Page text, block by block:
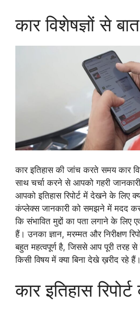
कार विशेषज्ञों से
कार इतिहास की जांच करते समय कार
साथ चर्चा करने से आपको गहरी
आपको इतिहास रिपोर्ट में देखने के लिए
कंप्लेक्स जानकारी को समझने में मदद
कि संभावित मुद्दों का पता लगाने के
हैं। उनका ज्ञान, मरम्मत और निरीक्षण
बहुत महत्वपूर्ण है, जिससे आप पूरी
किसी विषय में क्या बिना देखे ख़रीद रहे हैं।
कार इतिहास